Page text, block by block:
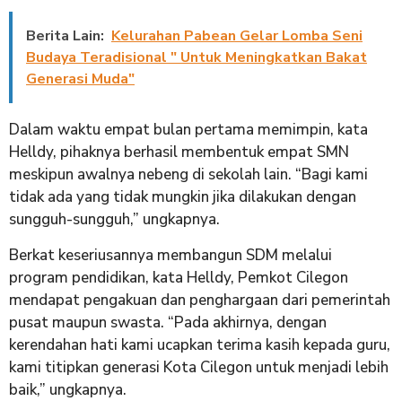
Berita Lain: Kelurahan Pabean Gelar Lomba Seni
Budaya Teradisional " Untuk Meningkatkan Bakat
Generasi Muda"
Dalam waktu empat bulan pertama memimpin, kata
Helldy, pihaknya berhasil membentuk empat SMN
meskipun awalnya nebeng di sekolah lain. “Bagi kami
tidak ada yang tidak mungkin jika dilakukan dengan
sungguh-sungguh,” ungkapnya.
Berkat keseriusannya membangun SDM melalui
program pendidikan, kata Helldy, Pemkot Cilegon
mendapat pengakuan dan penghargaan dari pemerintah
pusat maupun swasta. “Pada akhirnya, dengan
kerendahan hati kami ucapkan terima kasih kepada guru,
kami titipkan generasi Kota Cilegon untuk menjadi lebih
baik,” ungkapnya.